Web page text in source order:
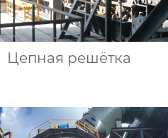
Цепная решётка